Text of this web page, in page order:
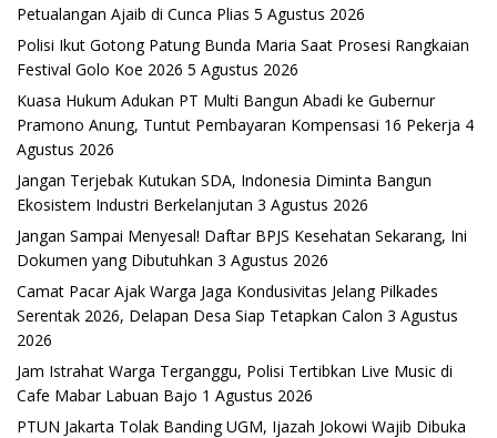
Petualangan Ajaib di Cunca Plias 5 Agustus 2026
Polisi Ikut Gotong Patung Bunda Maria Saat Prosesi Rangkaian
Festival Golo Koe 2026 5 Agustus 2026
Kuasa Hukum Adukan PT Multi Bangun Abadi ke Gubernur
Pramono Anung, Tuntut Pembayaran Kompensasi 16 Pekerja 4
Agustus 2026
Jangan Terjebak Kutukan SDA, Indonesia Diminta Bangun
Ekosistem Industri Berkelanjutan 3 Agustus 2026
Jangan Sampai Menyesal! Daftar BPJS Kesehatan Sekarang, Ini
Dokumen yang Dibutuhkan 3 Agustus 2026
Camat Pacar Ajak Warga Jaga Kondusivitas Jelang Pilkades
Serentak 2026, Delapan Desa Siap Tetapkan Calon 3 Agustus
2026
Jam Istrahat Warga Terganggu, Polisi Tertibkan Live Music di
Cafe Mabar Labuan Bajo 1 Agustus 2026
PTUN Jakarta Tolak Banding UGM, Ijazah Jokowi Wajib Dibuka